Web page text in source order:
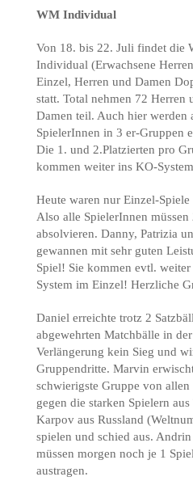
WM Individual
Von 18. bis 22. Juli findet die
Individual (Erwachsene
Einzel, Herren und Damen
statt. Total nehmen 72 Herren
Damen teil. Auch hier werden
SpielerInnen in 3 er-Gruppen
Die 1. und 2.Platzierten pro
kommen weiter ins KO-
Heute waren nur Einzel-Spiele
Also alle SpielerInnen müssen
absolvieren. Danny, Patrizia
gewannen mit sehr guten
Spiel! Sie kommen evtl.
System im Einzel! Herzliche
Daniel erreichte trotz 2
abgewehrten Matchbälle in
Verlängerung kein Sieg und
Gruppendritte. Marvin
schwierigste Gruppe von allen
gegen die starken Spielern
Karpov aus Russland
spielen und schied aus.
müssen morgen noch je 1
austragen.